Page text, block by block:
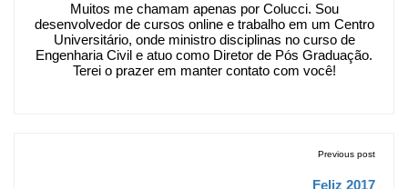
Muitos me chamam apenas por Colucci. Sou
desenvolvedor de cursos online e trabalho em um Centro
Universitário, onde ministro disciplinas no curso de
Engenharia Civil e atuo como Diretor de Pós Graduação.
Terei o prazer em manter contato com você!
Previous post
Feliz 2017